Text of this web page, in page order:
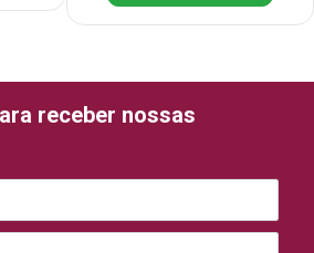
receber nossas